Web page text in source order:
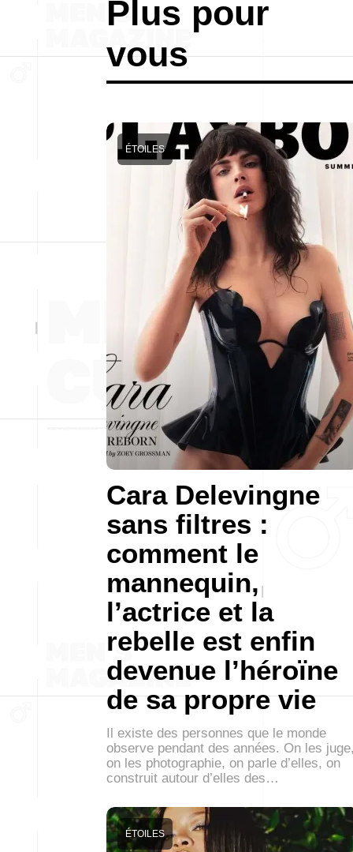
Plus pour
vous
Cara Delevingne
sans filtres :
comment le
mannequin,
l’actrice et la
rebelle est enfin
devenue l’héroïne
de sa propre vie
ÉTOILES
Il existe des personnes que le monde
observe pendant des années. On les
on les photographie, on parle d’elles, on
construit autour d’elles des…
ÉTOILES